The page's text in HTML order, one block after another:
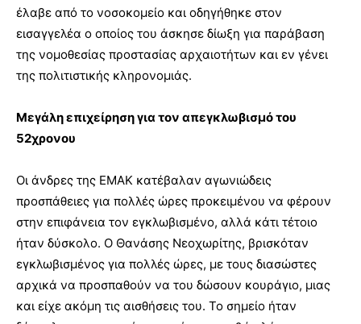
έλαβε από το νοσοκομείο και οδηγήθηκε στον
εισαγγελέα ο οποίος του άσκησε δίωξη για παράβαση
της νομοθεσίας προστασίας αρχαιοτήτων και εν γένει
της πολιτιστικής κληρονομιάς.
Μεγάλη επιχείρηση για τον απεγκλωβισμό του
52χρονου
Οι άνδρες της ΕΜΑΚ κατέβαλαν αγωνιώδεις
προσπάθειες για πολλές ώρες προκειμένου να φέρουν
στην επιφάνεια τον εγκλωβισμένο, αλλά κάτι τέτοιο
ήταν δύσκολο. Ο Θανάσης Νεοχωρίτης, βρισκόταν
εγκλωβισμένος για πολλές ώρες, με τους διασώστες
αρχικά να προσπαθούν να του δώσουν κουράγιο, μιας
και είχε ακόμη τις αισθήσεις του. Το σημείο ήταν